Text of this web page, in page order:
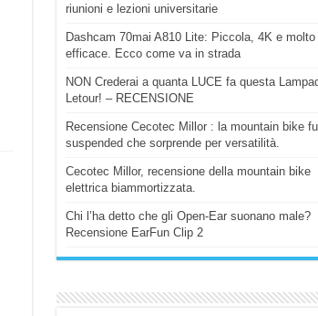
riunioni e lezioni universitarie
Dashcam 70mai A810 Lite: Piccola, 4K e molto
efficace. Ecco come va in strada
NON Crederai a quanta LUCE fa questa
Letour! – RECENSIONE
Recensione Cecotec Millor : la mountain bike full
suspended che sorprende per versatilità.
Cecotec Millor, recensione della mountain bike
elettrica biammortizzata.
Chi l’ha detto che gli Open-Ear suonano male?
Recensione EarFun Clip 2